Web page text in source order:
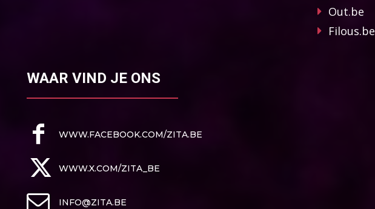
Out.be
Filous.be
WAAR VIND JE ONS
WWW.FACEBOOK.COM/ZITA.BE
WWW.X.COM/ZITA_BE
INFO@ZITA.BE